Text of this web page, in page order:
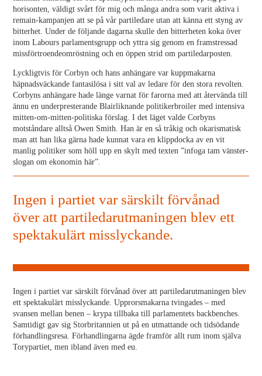
horisonten, väldigt svårt för mig och många andra som varit aktiva i
remain-kampanjen att se på vår partiledare utan att känna ett styng av
bitterhet. Under de följande dagarna skulle den bitterheten koka över
inom Labours parlamentsgrupp och yttra sig genom en framstressad
missförtroendeomröstning och en öppen strid om partiledarposten.
Lyckligtvis för Corbyn och hans anhängare var kuppmakarna
häpnadsväckande fantasilösa i sitt val av ledare för den stora revolten.
Corbyns anhängare hade länge varnat för farorna med att återvända till
ännu en underpresterande Blairliknande politikerbroiler med intensiva
mitten-om-mitten-politiska förslag. I det läget valde Corbyns
motståndare alltså Owen Smith. Han är en så tråkig och okarismatisk
man att han lika gärna hade kunnat vara en klippdocka av en vit
manlig politiker som höll upp en skylt med texten ”infoga tam vänster-
slogan om ekonomin här”.
Ingen i partiet var särskilt förvånad
över att partiledarutmaningen blev ett
spektakulärt misslyckande.
Ingen i partiet var särskilt förvånad över att partiledarutmaningen blev
ett spektakulärt misslyckande. Upprorsmakarna tvingades – med
svansen mellan benen – krypa tillbaka till parlamentets backbenches.
Samtidigt gav sig Storbritannien ut på en utmattande och tidsödande
förhandlingsresa. Förhandlingarna ägde framför allt rum inom själva
Torypartiet, men ibland även med eu.